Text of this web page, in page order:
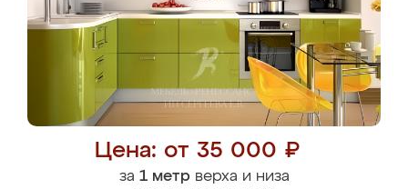
Цена: от 35 000 ₽
за 1 метрверха и низа